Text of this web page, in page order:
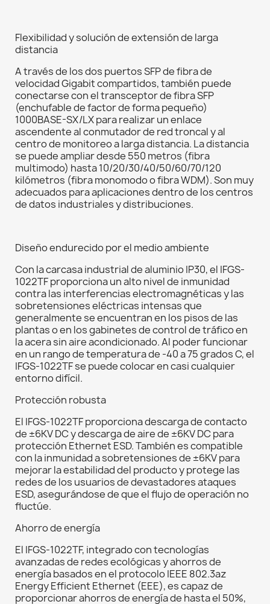
Flexibilidad y solución de extensión de larga
distancia
A través de los dos puertos SFP de fibra de
velocidad Gigabit compartidos, también puede
conectarse con el transceptor de fibra SFP
(enchufable de factor de forma pequeño)
1000BASE-SX/LX para realizar un enlace
ascendente al conmutador de red troncal y al
centro de monitoreo a larga distancia. La distancia
se puede ampliar desde 550 metros (fibra
multimodo) hasta 10/20/30/40/50/60/70/120
kilómetros (fibra monomodo o fibra WDM). Son muy
adecuados para aplicaciones dentro de los centros
de datos industriales y distribuciones.
Diseño endurecido por el medio ambiente
Con la carcasa industrial de aluminio IP30, el IFGS-
1022TF proporciona un alto nivel de inmunidad
contra las interferencias electromagnéticas y las
sobretensiones eléctricas intensas que
generalmente se encuentran en los pisos de las
plantas o en los gabinetes de control de tráfico en
la acera sin aire acondicionado. Al poder funcionar
en un rango de temperatura de -40 a 75 grados C, el
IFGS-1022TF se puede colocar en casi cualquier
entorno difícil.
Protección robusta
El IFGS-1022TF proporciona descarga de contacto
de ±6KV DC y descarga de aire de ±6KV DC para
protección Ethernet ESD. También es compatible
con la inmunidad a sobretensiones de ±6KV para
mejorar la estabilidad del producto y protege las
redes de los usuarios de devastadores ataques
ESD, asegurándose de que el flujo de operación no
fluctúe.
Ahorro de energía
El IFGS-1022TF, integrado con tecnologías
avanzadas de redes ecológicas y ahorros de
energía basados en el protocolo IEEE 802.3az
Energy Efficient Ethernet (EEE), es capaz de
proporcionar ahorros de energía de hasta el 50%,